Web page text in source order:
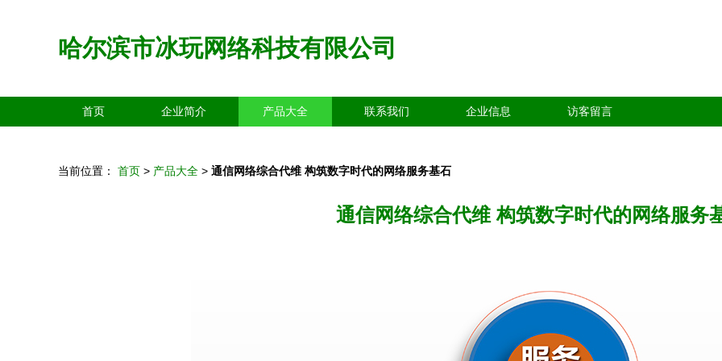
哈尔滨市冰玩网络科技有限公司
首页 企业简介 产品大全 联系我们 企业信息 访客留言
当前位置： 首页 > 产品大全 > 通信网络综合代维 构筑数字时代的网络服务基石
通信网络综合代维 构筑数字时代的网络服务